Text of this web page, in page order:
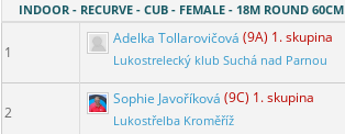
INDOOR - RECURVE - CUB - FEMALE - 18M ROUND 60CM
1
Adelka Tollarovičová (9A) 1. skupina
Lukostrelecký klub Suchá nad Parnou
2
Sophie Javoříková (9C) 1. skupina
Lukostřelba Kroměříž